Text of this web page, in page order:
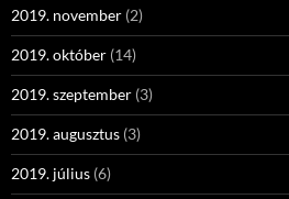
2019. november (2)
2019. október (14)
2019. szeptember (3)
2019. augusztus (3)
2019. július (6)